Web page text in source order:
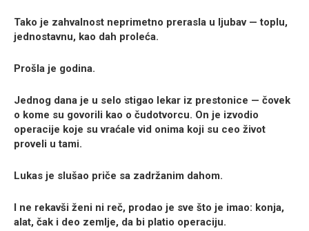
Tako je zahvalnost neprimetno prerasla u ljubav — toplu,
jednostavnu, kao dah proleća.
Prošla je godina.
Jednog dana je u selo stigao lekar iz prestonice — čovek
o kome su govorili kao o čudotvorcu. On je izvodio
operacije koje su vraćale vid onima koji su ceo život
proveli u tami.
Lukas je slušao priče sa zadržanim dahom.
I ne rekavši ženi ni reč, prodao je sve što je imao: konja,
alat, čak i deo zemlje, da bi platio operaciju.